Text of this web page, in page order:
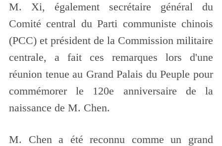
M. Xi, également secrétaire général du
Comité central du Parti communiste chinois
(PCC) et président de la Commission militaire
centrale, a fait ces remarques lors d'une
réunion tenue au Grand Palais du Peuple pour
commémorer le 120e anniversaire de la
naissance de M. Chen.
M. Chen a été reconnu comme un grand